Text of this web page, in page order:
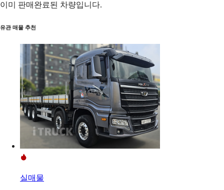
이미 판매완료된 차량입니다.
유관 매물 추천
실매물